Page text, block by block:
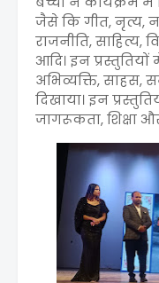
जैसे कि गीत, नृत्य,
राजनीति, साहित्य,
आदि। इन
अभिव्यक्ति,
दिखाया। इन
जागरूकता, शिक्षा